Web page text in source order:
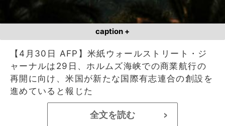
caption +
【4月30日 AFP】米紙ウォールストリート・ジ
ャーナルは29日、ホルムズ海峡での商業航行の
再開に向け、米国が新たな国際有志連合の創設を
進めていると報じた
全文を読む >